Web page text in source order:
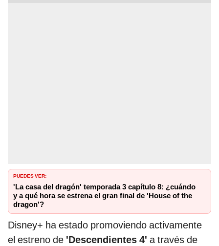
PUEDES VER:
'La casa del dragón' temporada 3 capítulo 8: ¿cuándo
y a qué hora se estrena el gran final de 'House of the
dragon'?
Disney+ ha estado promoviendo activamente
el estreno de 'Descendientes 4' a través de